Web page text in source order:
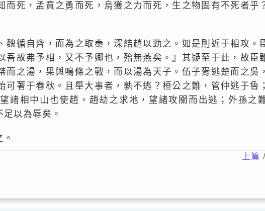
而死，孟賁之勇而死，烏獲之力而死，生之物固有不死者乎
循自齊，而為之取秦，深結趙以勁之。如是則近于相攻。
吾故弗予相，又不予卿也，殆無燕矣。』其疑至于此，故臣
而之湯，果與鳴條之戰，而以湯為天子。伍子胥逃楚而之吳
可著于春秋。且舉大事者，孰不逃？桓公之難，管仲逃于魯
諸相中山也使趙，趙劫之求地，望諸攻關而出逃；外孫之
以為辱矣。
上篇